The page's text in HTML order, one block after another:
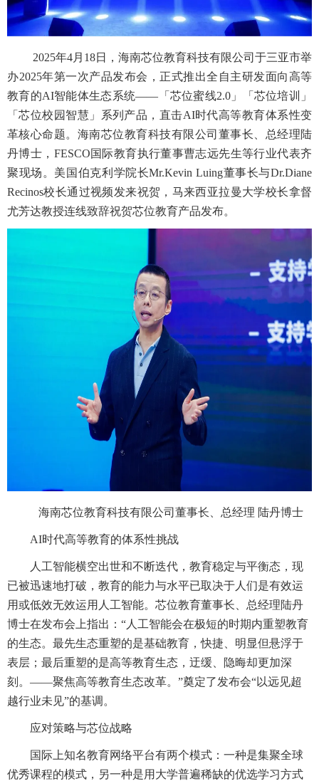
2025年4月18日，海南芯位教育科技有限公司于三亚市举
办2025年第一次产品发布会，正式推出全自主研发面向高等
教育的AI智能体生态系统——「芯位蜜线2.0」「芯位培训」
「芯位校园智慧」系列产品，直击AI时代高等教育体系性变
革核心命题。海南芯位教育科技有限公司董事长、总经理陆
丹博士，FESCO国际教育执行董事曹志远先生等行业代表齐
聚现场。美国伯克利学院长Mr.Kevin Luing董事长与Dr.Diane
Recinos校长通过视频发来祝贺，马来西亚拉曼大学校长拿督
尤芳达教授连线致辞祝贺芯位教育产品发布。
海南芯位教育科技有限公司董事长、总经理 陆丹博士
AI时代高等教育的体系性挑战
人工智能横空出世和不断迭代，教育稳定与平衡态，现
已被迅速地打破，教育的能力与水平已取决于人们是有效运
用或低效无效运用人工智能。芯位教育董事长、总经理陆丹
博士在发布会上指出：“人工智能会在极短的时期内重塑教育
的生态。最先生态重塑的是基础教育，快捷、明显但悬浮于
表层；最后重塑的是高等教育生态，迂缓、隐晦却更加深
刻。——聚焦高等教育生态改革。”奠定了发布会“以远见超
越行业未见”的基调。
应对策略与芯位战略
国际上知名教育网络平台有两个模式：一种是集聚全球
优秀课程的模式，另一种是用大学普遍稀缺的优选学习方式